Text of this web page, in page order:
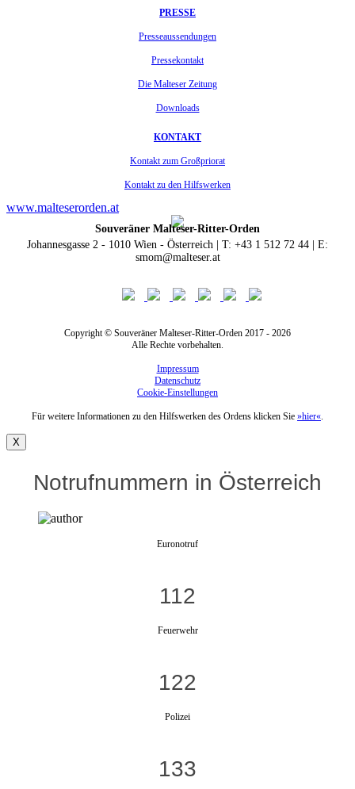
PRESSE
Presseaussendungen
Pressekontakt
Die Malteser Zeitung
Downloads
KONTAKT
Kontakt zum Großpriorat
Kontakt zu den Hilfswerken
www.malteserorden.at
Souveräner Malteser-Ritter-Orden
Johannesgasse 2 - 1010 Wien - Österreich | T: +43 1 512 72 44 | E:
smom@malteser.at
Copyright © Souveräner Malteser-Ritter-Orden 2017 - 2026
Alle Rechte vorbehalten.
Impressum
Datenschutz
Cookie-Einstellungen
Für weitere Informationen zu den Hilfswerken des Ordens klicken Sie »hier«.
X
Notrufnummern in Österreich
Euronotruf
112
Feuerwehr
122
Polizei
133